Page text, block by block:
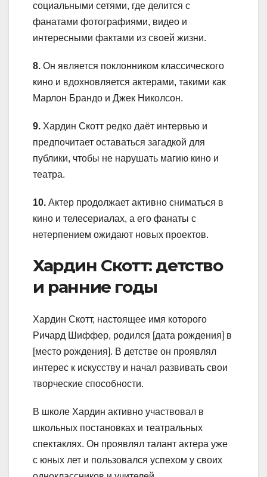
социальными сетями, где делится с
фанатами фотографиями, видео и
интересными фактами из своей жизни.
8. Он является поклонником классического
кино и вдохновляется актерами, такими как
Марлон Брандо и Джек Николсон.
9. Хардин Скотт редко даёт интервью и
предпочитает оставаться загадкой для
публики, чтобы не нарушать магию кино и
театра.
10. Актер продолжает активно сниматься в
кино и телесериалах, а его фанаты с
нетерпением ожидают новых проектов.
Хардин Скотт: детство
и ранние годы
Хардин Скотт, настоящее имя которого
Ричард Шиффер, родился [дата рождения] в
[место рождения]. В детстве он проявлял
интерес к искусству и начал развивать свои
творческие способности.
В школе Хардин активно участвовал в
школьных постановках и театральных
спектаклях. Он проявлял талант актера уже
с юных лет и пользовался успехом у своих